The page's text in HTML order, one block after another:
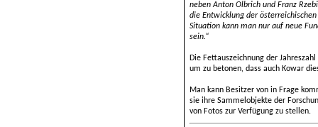
neben Anton Olbrich und Franz
die Entwicklung der
Situation kann man nur auf neue
sein.“
Die Fettauszeichnung der
um zu betonen, dass auch Kowar
Man kann Besitzer von in Frage
sie ihre Sammelobjekte der
von Fotos zur Verfügung zu stellen.